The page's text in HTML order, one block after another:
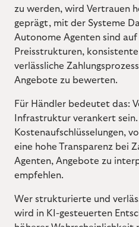
zu werden, wird Vertrauen
geprägt, mit der Systeme
Autonome Agenten sind
Preisstrukturen,
verlässliche
Angebote zu bewerten.
Für Händler bedeutet das:
Infrastruktur verankert
Kostenaufschlüsselungen,
eine hohe Transparenz bei
Agenten, Angebote zu
empfehlen.
Wer strukturierte und
wird in KI-gesteuerten